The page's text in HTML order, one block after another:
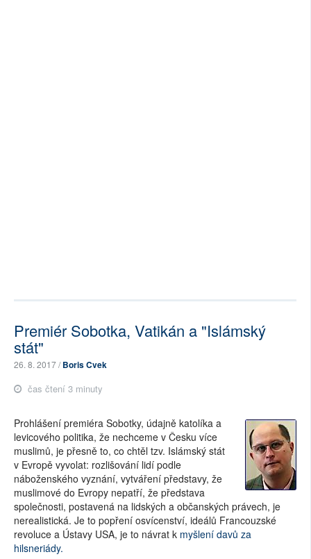
Premiér Sobotka, Vatikán a "Islámský
stát"
26. 8. 2017 /Boris Cvek
čas čtení 3 minuty
Prohlášení premiéra Sobotky, údajně katolíka a
levicového politika, že nechceme v Česku více
muslimů, je přesně to, co chtěl tzv. Islámský stát
v Evropě vyvolat: rozlišování lidí podle
náboženského vyznání, vytváření představy, že
muslimové do Evropy nepatří, že představa
společnosti, postavená na lidských a občanských právech, je
nerealistická. Je to popření osvícenství, ideálů Francouzské
revoluce a Ústavy USA, je to návrat k myšlení davů za
hilsneriády.